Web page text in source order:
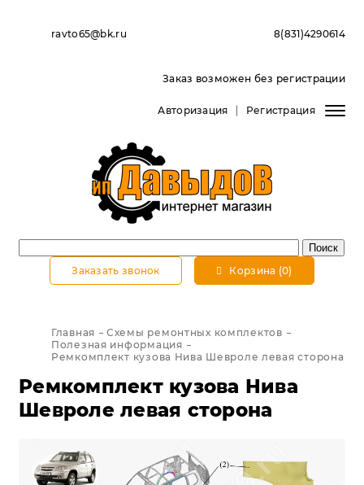
ravto65@bk.ru 8(831)4290614
Заказ возможен без регистрации
Авторизация Регистрация
Заказать звонок Корзина (0)
Главная
Схемы ремонтных комплектов
Полезная информация
Ремкомплект кузова Нива Шевроле левая сторона
Ремкомплект кузова Нива
Шевроле левая сторона